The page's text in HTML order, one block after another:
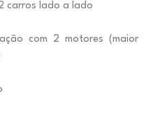
carros lado a lado
com 2 motores (maior